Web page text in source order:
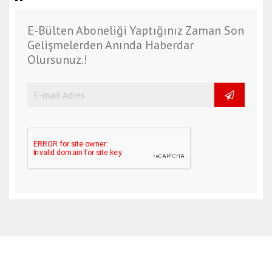
E-Bülten Aboneliği Yaptığınız Zaman Son
Gelişmelerden Anında Haberdar
Olursunuz.!